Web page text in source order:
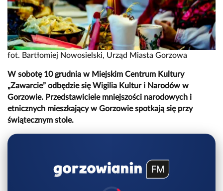
fot. Bartłomiej Nowosielski, Urząd Miasta Gorzowa
W sobotę 10 grudnia w Miejskim Centrum Kultury
„Zawarcie” odbędzie się Wigilia Kultur i Narodów w
Gorzowie. Przedstawiciele mniejszości narodowych i
etnicznych mieszkający w Gorzowie spotkają się przy
świątecznym stole.